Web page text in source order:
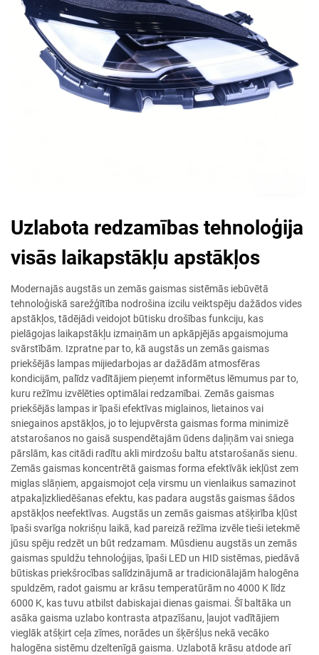
Uzlabota redzamības tehnoloģija
visās laikapstākļu apstākļos
Modernajās augstās un zemās gaismas sistēmās iebūvētā
tehnoloģiskā sarežģītība nodrošina izcilu veiktspēju dažādos vides
apstākļos, tādējādi veidojot būtisku drošības funkciju, kas
pielāgojas laikapstākļu izmaiņām un apkāpjējās apgaismojuma
svārstībām. Izpratne par to, kā augstās un zemās gaismas
priekšējās lampas mijiedarbojas ar dažādām atmosfēras
kondicijām, palīdz vadītājiem pieņemt informētus lēmumus par to,
kuru režīmu izvēlēties optimālai redzamībai. Zemās gaismas
priekšējās lampas ir īpaši efektīvas miglainos, lietainos vai
sniegainos apstākļos, jo to lejupvērsta gaismas forma minimizē
atstarošanos no gaisā suspendētajām ūdens daļiņām vai sniega
pārslām, kas citādi radītu akli mirdzošu baltu atstarošanās sienu.
Zemās gaismas koncentrētā gaismas forma efektīvāk iekļūst zem
miglas slāņiem, apgaismojot ceļa virsmu un vienlaikus samazinot
atpakaļizkliedēšanas efektu, kas padara augstās gaismas šādos
apstākļos neefektīvas. Augstās un zemās gaismas atšķirība kļūst
īpaši svarīga nokrišņu laikā, kad pareizā režīma izvēle tieši ietekmē
jūsu spēju redzēt un būt redzamam. Mūsdienu augstās un zemās
gaismas spuldžu tehnoloģijas, īpaši LED un HID sistēmas, piedāvā
būtiskas priekšrocības salīdzinājumā ar tradicionālajām halogēna
spuldzēm, radot gaismu ar krāsu temperatūrām no 4000 K līdz
6000 K, kas tuvu atbilst dabiskajai dienas gaismai. Šī baltāka un
asāka gaisma uzlabo kontrasta atpazīšanu, ļaujot vadītājiem
vieglāk atšķirt ceļa zīmes, norādes un šķēršļus nekā vecāko
halogēna sistēmu dzeltenīgā gaisma. Uzlabotā krāsu atdode arī